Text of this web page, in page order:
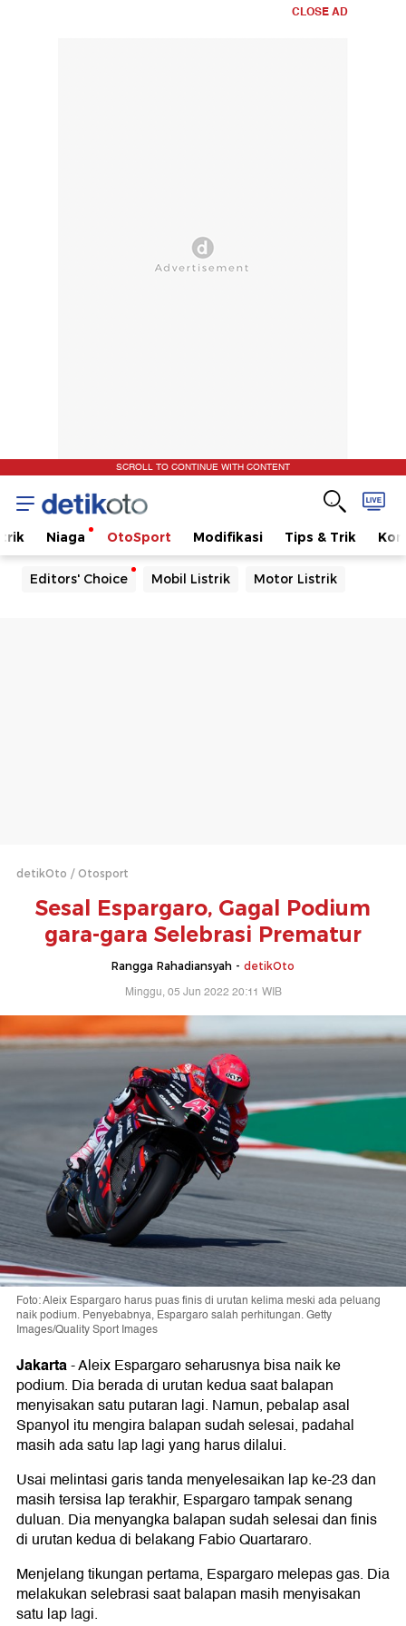
CLOSE AD
SCROLL TO CONTINUE WITH CONTENT
Niaga OtoSport Modifikasi Tips & Trik
Editors' Choice Mobil Listrik Motor Listrik
detikOto Otosport
Sesal Espargaro, Gagal Podium
gara-gara Selebrasi Prematur
Rangga Rahadiansyah - detikOto
Minggu, 05 Jun 2022 20:11 WIB
Foto: Aleix Espargaro harus puas finis di urutan kelima meski ada peluang
naik podium. Penyebabnya, Espargaro salah perhitungan. Getty
Images/Quality Sport Images
Jakarta-Aleix Espargaro seharusnya bisa naik ke
podium. Dia berada di urutan kedua saat balapan
menyisakan satu putaran lagi. Namun, pebalap asal
Spanyol itu mengira balapan sudah selesai, padahal
masih ada satu lap lagi yang harus dilalui.
Usai melintasi garis tanda menyelesaikan lap ke-23 dan
masih tersisa lap terakhir, Espargaro tampak senang
duluan. Dia menyangka balapan sudah selesai dan finis
di urutan kedua di belakang Fabio Quartararo.
Menjelang tikungan pertama, Espargaro melepas gas. Dia
melakukan selebrasi saat balapan masih menyisakan
satu lap lagi.